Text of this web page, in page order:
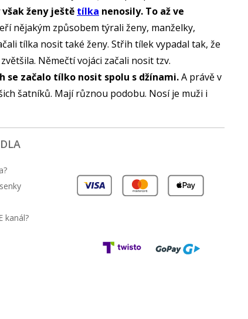
však ženy ještě tílka nenosily. To až ve
nějakým způsobem týrali ženy, manželky,
tílka nosit také ženy. Střih tílek vypadal tak, že
Němečtí vojáci začali nosit tzv.
se začalo tílko nosit spolu s džínami.A právě v
šatníků. Mají různou podobu. Nosí je muži i
kanál?